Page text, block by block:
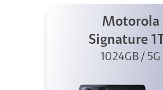
Motorola
Signature
Negro
1024GB / 5G